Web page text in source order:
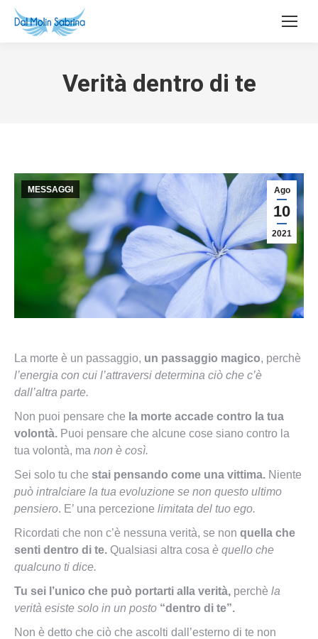
Verità dentro di te
Ago
10
2021
MESSAGGI
La morte è un passaggio, un passaggio magico, perchè
l’energia con cui l’attraversi determina ciò che c’è
dall’altra parte.
Non puoi pensare che la morte accade contro la tua
volontà. Puoi pensare che alcune cose siano contro la
tua volontà, ma non è così.
Sei solo tu che stai pensando come una vittima. Niente
può intralciare la tua evoluzione se non questo ultimo
pensiero. E’ una percezione limitata del tuo ego.
Ricordati che non c’è nessuna verità, se non quella che
senti dentro di te. Qualsiasi altra cosa è quello che
qualcuno ti dice.
Tu sei l’unico che può portarti alla verità, perchè la
verità esiste solo in un posto “dentro di te”.
Non è detto che ciò che ascolti dall’esterno di te non